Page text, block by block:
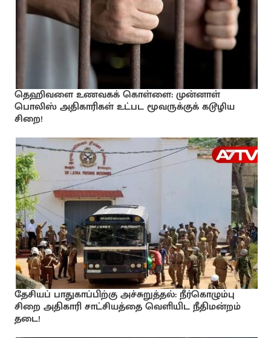
தெஹிவளை உணவகக் கொள்ளை: முன்னாள்
பொலிஸ் அதிகாரிகள் உட்பட மூவருக்குக் கடூழிய
சிறை!
தேசியப் பாதுகாப்பிற்கு அச்சுறுத்தல்: நீர்கொழும்பு
சிறை அதிகாரி சாட்சியத்தை வெளியிட நீதிமன்றம்
தடை!